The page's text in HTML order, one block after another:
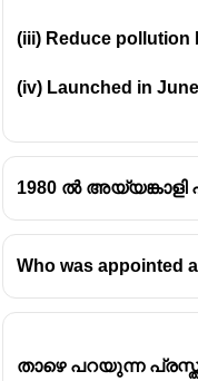
വി.ഡി.
പുസ്തകം
സാരാംശം:
സമരത്തിന്റെ
(iii) Reduce
(iv) Launched in
1980 ൽ
Who was appointed
താഴെ പറയുന്ന